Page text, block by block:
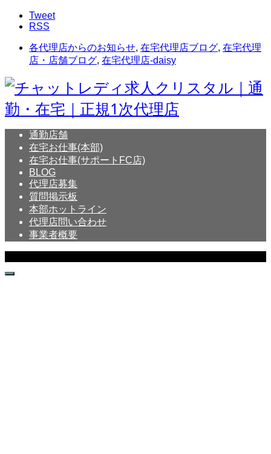
Tweet
RSS
各代理店からのお知らせ, 在宅代理店ブログ, 在宅代理
店・店舗ブログ, 在宅代理店-daisy
通勤店舗
在宅お仕事(本部)
在宅お仕事(サポートFC店)
BLOG
代理店募集
質問掲示板
本部ホットライン
代理店問い合わせ
事業者概要